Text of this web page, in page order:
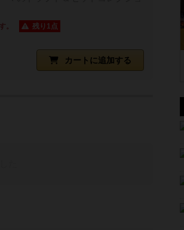
。
残り1点
カートに追加する